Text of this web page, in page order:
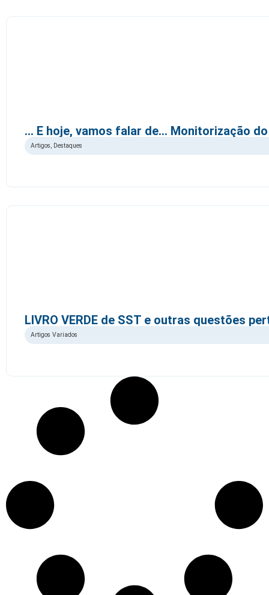
… E hoje, vamos falar de… Monitorização
Artigos, Destaques
LIVRO VERDE de SST e outras questões
Artigos Variados